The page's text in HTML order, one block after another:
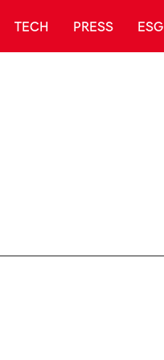
TECH PRESS ESG